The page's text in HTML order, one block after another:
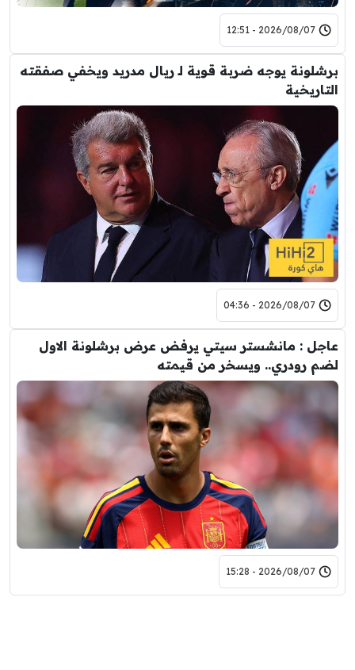
2026/08/07 - 12:51
برشلونة يوجه ضربة قوية لـ ريال مدريد ويخفي صفقته
التاريخية
2026/08/07 - 04:36
عاجل : مانشستر سيتي يرفض عرض برشلونة الاول
لضم رودري.. ويسخر من قيمته
2026/08/07 - 15:28